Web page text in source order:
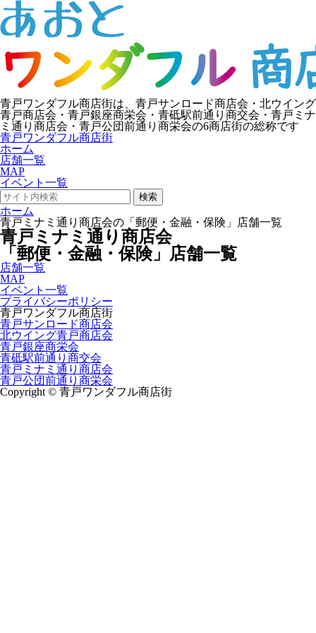
青戸ワンダフル商店街は、青戸サンロード商店会・北ウイング
青戸商店会・青戸銀座商栄会・青砥駅前通り商交会・青戸ミナ
ミ通り商店会・青戸公団前通り商栄会の6商店街の総称です
青戸ワンダフル商店街
ホーム
店舗一覧
MAP
イベント一覧
検索
ホーム
青戸ミナミ通り商店会の「郵便・金融・保険」店舗一覧
青戸ミナミ通り商店会
「郵便・金融・保険」店舗一覧
店舗一覧
MAP
イベント一覧
プライバシーポリシー
青戸ワンダフル商店街
青戸サンロード商店会
北ウイング青戸商店会
青戸銀座商栄会
青砥駅前通り商交会
青戸ミナミ通り商店会
青戸公団前通り商栄会
Copyright © 青戸ワンダフル商店街